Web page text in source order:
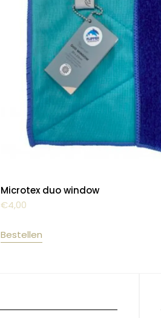
Microtex duo window
€4,00
Bestellen